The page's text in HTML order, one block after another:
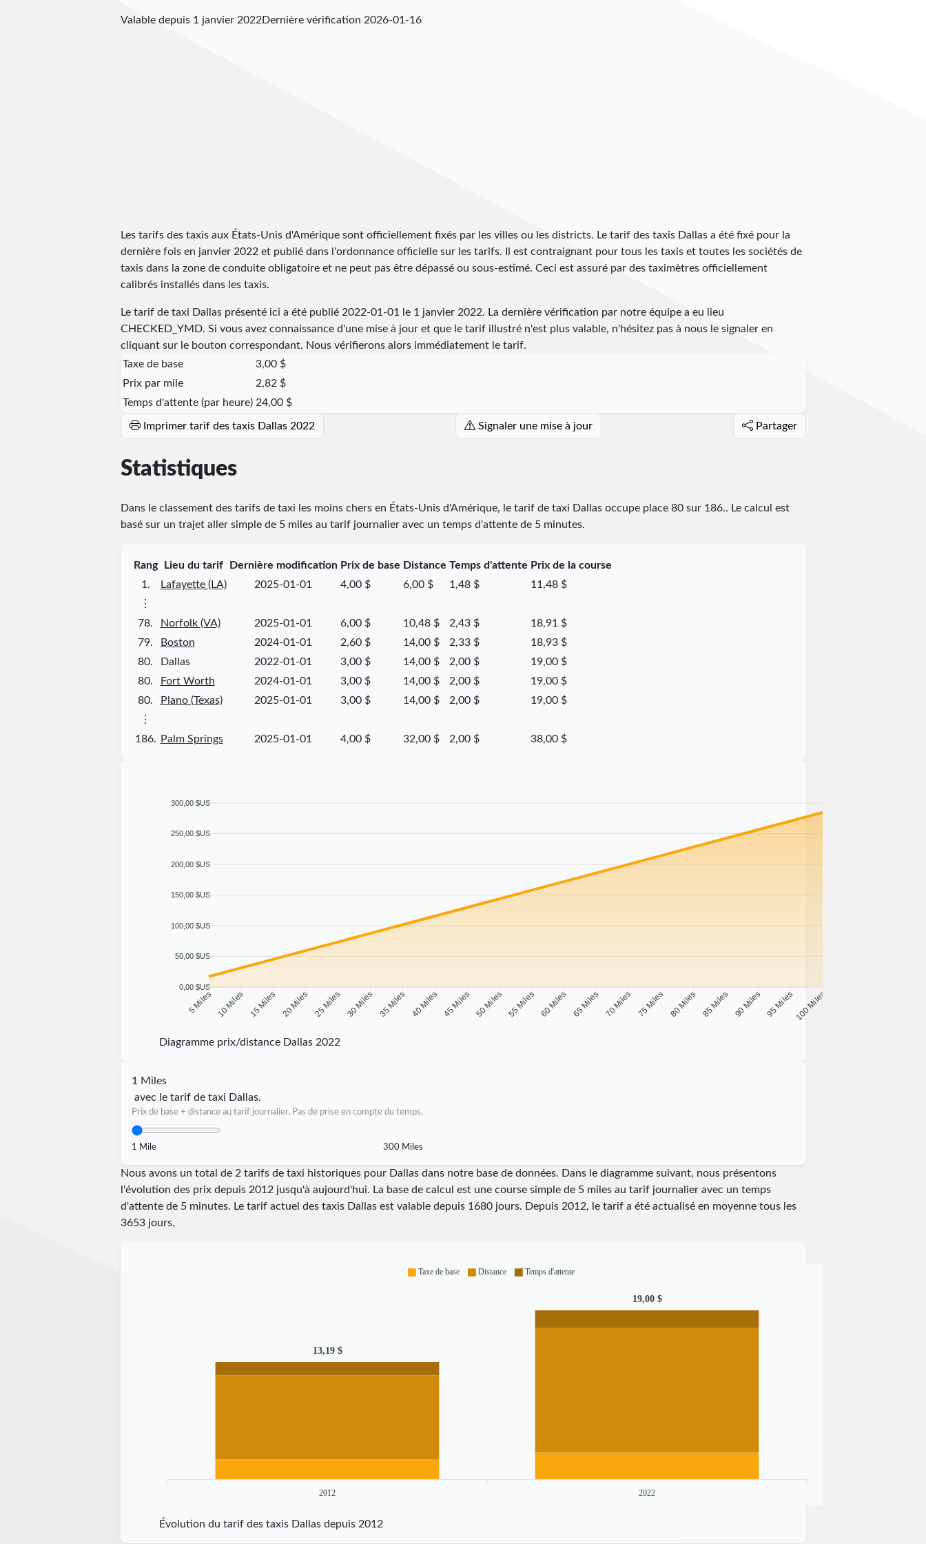
Valable depuis 1 janvier 2022 Dernière vérification 2026-01-16
Les tarifs des taxis aux États-Unis d'Amérique sont officiellement fixés par les villes ou les districts. Le tarif des taxis Dallas a été fixé pour la
dernière fois en janvier 2022 et publié dans l'ordonnance officielle sur les tarifs. Il est contraignant pour tous les taxis et toutes les sociétés de
taxis dans la zone de conduite obligatoire et ne peut pas être dépassé ou sous-estimé. Ceci est assuré par des taximètres officiellement
calibrés installés dans les taxis.
Le tarif de taxi Dallas présenté ici a été publié 2022-01-01
le 1 janvier 2022. La dernière vérification par notre équipe a eu lieu
CHECKED_YMD. Si vous avez connaissance d'une mise à jour et que le tarif illustré n'est plus valable, n'hésitez pas à nous le signaler en
cliquant sur le bouton correspondant. Nous vérifierons alors immédiatement le tarif.
Taxe de base
3,00 $
Prix par mile
2,82 $
Temps d'attente (par heure) 24,00 $
Imprimer tarif des taxis Dallas 2022 Signaler une mise à jour Partager
Statistiques
Dans le classement des tarifs de taxi les moins chers en États-Unis d'Amérique, le tarif de taxi Dallas occupe place 80sur 186.. Le calcul est
basé sur un trajet aller simple de 5 miles au tarif journalier avec un temps d'attente de 5 minutes.
Rang Lieu du tarif Dernière modification Prix de base Distance Temps d'attente Prix de la course
1.
Lafayette (LA) 2025-01-01 4,00 $ 6,00 $ 1,48 $
11,48 $
⋮
78.
Norfolk (VA) 2025-01-01 6,00 $ 10,48 $ 2,43 $
18,91 $
79.
Boston 2024-01-01 2,60 $ 14,00 $ 2,33 $
18,93 $
80.
Dallas 2022-01-01 3,00 $ 14,00 $ 2,00 $
19,00 $
80.
Fort Worth 2024-01-01 3,00 $ 14,00 $ 2,00 $
19,00 $
80.
Plano (Texas) 2025-01-01 3,00 $ 14,00 $ 2,00 $
19,00 $
⋮
186.
Palm Springs 2025-01-01 4,00 $ 32,00 $ 2,00 $ 38,00 $
300,00 $US
250,00 $US
200,00 $US
150,00 $US
100,00 $US
50,00 $US
0,00 $US
5 Miles 10 Miles 15 Miles 20 Miles 25 Miles 30 Miles 35 Miles 40 Miles 45 Miles 50 Miles 55 Miles 60 Miles 65 Miles 70 Miles 75 Miles 80 Miles 85 Miles 90 Miles 95 Miles100 Miles
Diagramme prix/distance Dallas 2022
1 Miles
avec le tarif de taxi Dallas.
Prix de base + distance au tarif journalier. Pas de prise en compte du temps.
1 Mile 300 Miles
Nous avons un total de 2 tarifs de taxi historiques pour Dallas dans notre base de données. Dans le diagramme suivant, nous présentons
l'évolution des prix depuis 2012 jusqu'à aujourd'hui. La base de calcul est une course simple de 5 miles au tarif journalier avec un temps
d'attente de 5 minutes. Le tarif actuel des taxis Dallas est valable depuis 1680jours. Depuis 2012, le tarif a été actualisé en moyenne tous les
3653jours.
13,19 $
19,00 $
2012 2022
Taxe de base Distance Temps d'attente
Évolution du tarif des taxis Dallas depuis 2012